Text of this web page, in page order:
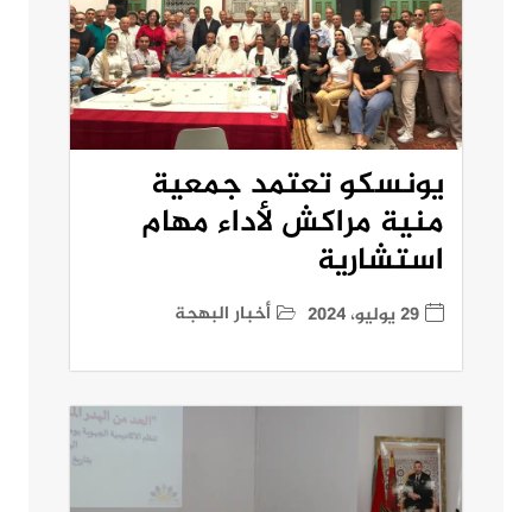
يونسكو تعتمد جمعية
منية مراكش لأداء مهام
استشارية
29 يوليو، 2024 أخبار البهجة